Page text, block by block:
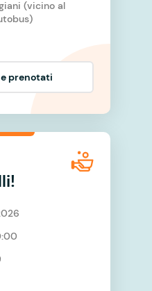
(vicino al
prenotati